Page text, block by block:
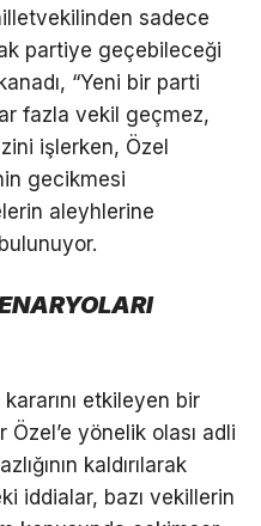
sadece
partiye geçebileceği
“Yeni bir parti
fazla vekil geçmez,
işlerken, Özel
gecikmesi
aleyhlerine
etkileyen bir
yönelik olası adli
kaldırılarak
iddialar, bazı vekillerin